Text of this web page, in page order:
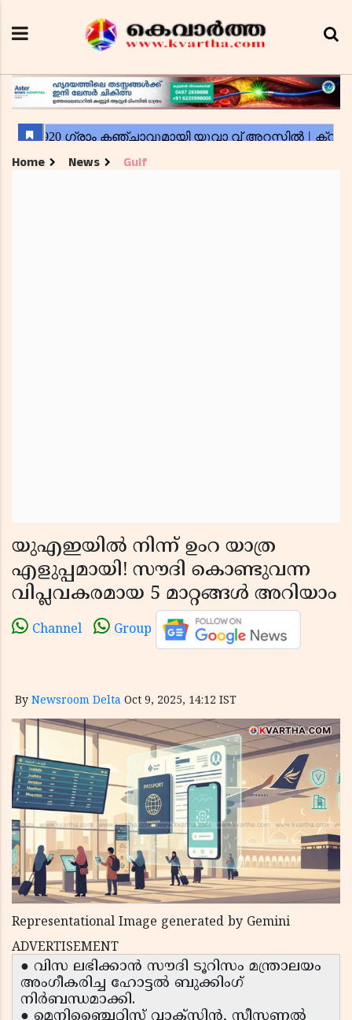
Home News Gulf
യുഎഇയിൽ നിന്ന് ഉംറ യാത്ര
എളുപ്പമായി! സൗദി കൊണ്ടുവന്ന
വിപ്ലവകരമായ 5 മാറ്റങ്ങൾ അറിയാം
Channel Group
By Newsroom Delta Oct 9, 2025, 14:12 IST
Representational Image generated by Gemini
ADVERTISEMENT
● വിസ ലഭിക്കാൻ സൗദി ടൂറിസം മന്ത്രാലയം
അംഗീകരിച്ച ഹോട്ടൽ ബുക്കിംഗ്
നിർബന്ധമാക്കി.